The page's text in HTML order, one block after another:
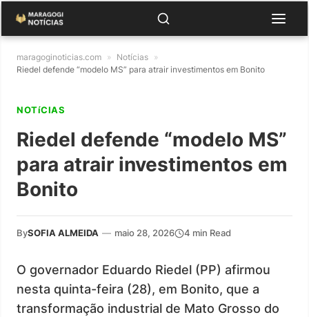
maragoginoticias.com » Notícias »
Riedel defende “modelo MS” para atrair investimentos em Bonito
NOTíCIAS
Riedel defende “modelo MS”
para atrair investimentos em
Bonito
BySOFIA ALMEIDA — maio 28, 2026 4 min Read
O governador Eduardo Riedel (PP) afirmou
nesta quinta-feira (28), em Bonito, que a
transformação industrial de Mato Grosso do